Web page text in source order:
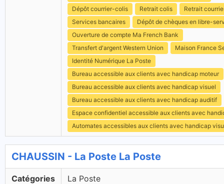
Dépôt courrier-colis
Retrait colis
Retrait
Services bancaires
Dépôt de chèques en libre-
Ouverture de compte Ma French Bank
Transfert d'argent Western Union
Maison France
Identité Numérique La Poste
Bureau accessible aux clients avec handicap moteur
Bureau accessible aux clients avec handicap visuel
Bureau accessible aux clients avec handicap auditif
Espace confidentiel accessible aux clients avec
Automates accessibles aux clients avec handicap
CHAUSSIN - La Poste La Poste
Catégories La Poste